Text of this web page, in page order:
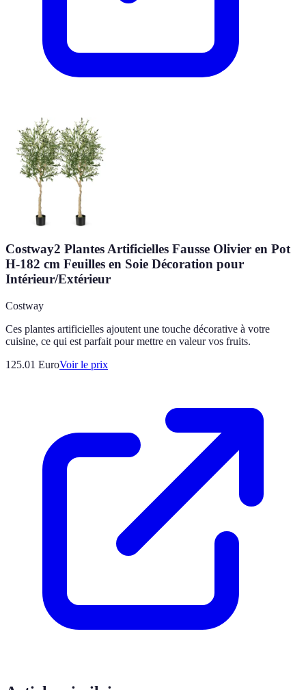
Costway2 Plantes Artificielles Fausse Olivier en Pot
H-182 cm Feuilles en Soie Décoration pour
Intérieur/Extérieur
Costway
Ces plantes artificielles ajoutent une touche décorative à votre
cuisine, ce qui est parfait pour mettre en valeur vos fruits.
125.01 EuroVoir le prix